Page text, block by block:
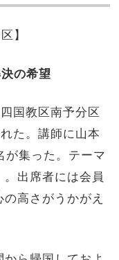
】
の希望
国教区南予分区
た。講師に山本
が集った。テーマ
出席者には会員
高さがうかがえ